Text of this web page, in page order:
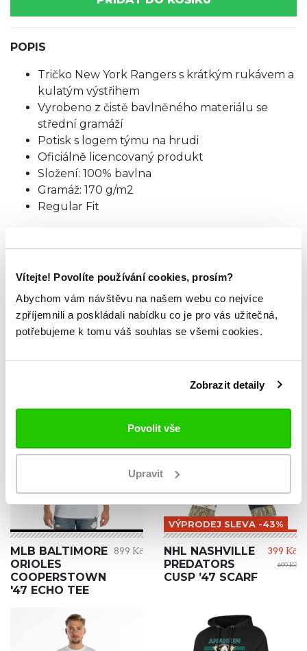
Vítejte! Povolíte používání cookies, prosím?
Abychom vám návštěvu na našem webu co nejvíce
zpříjemnili a poskládali nabídku co je pro vás užitečná,
potřebujeme k tomu váš souhlas se všemi cookies.
Zobrazit detaily
Povolit vše
Upravit
POPIS
Tričko New York Rangers s krátkým rukávem a
kulatým výstřihem
Vyrobeno z čistě bavlněného materiálu se
střední gramáží
Potisk s logem týmu na hrudi
Oficiálně licencovaný produkt
Složení: 100% bavlna
Gramáž: 170 g/m2
Regular Fit
menší velikost.
MLB BALTIMORE
ORIOLES
COOPERSTOWN
'47 ECHO TEE
899 Kč
VÝPRODEJ SLEVA -43%
NHL NASHVILLE
PREDATORS
CUSP ’47 SCARF
399 Kč
699 Kč